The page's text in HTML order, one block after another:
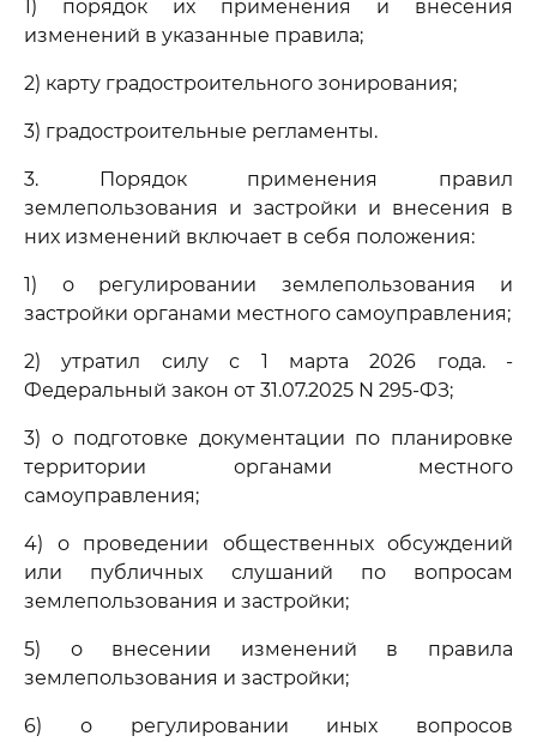
1) порядок их применения и внесения
изменений в указанные правила;
2) карту градостроительного зонирования;
3) градостроительные регламенты.
3. Порядок применения правил
землепользования и застройки и внесения в
них изменений включает в себя положения:
1) о регулировании землепользования и
застройки органами местного самоуправления;
2) утратил силу с 1 марта 2026 года. -
Федеральный закон от 31.07.2025 N 295-ФЗ;
3) о подготовке документации по планировке
территории органами местного
самоуправления;
4) о проведении общественных обсуждений
или публичных слушаний по вопросам
землепользования и застройки;
5) о внесении изменений в правила
землепользования и застройки;
6) о регулировании иных вопросов